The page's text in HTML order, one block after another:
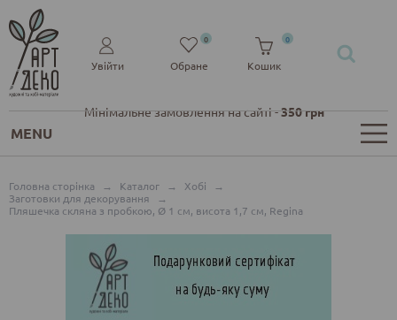
Мінімальне замовлення на сайті -350 грн
Увійти Обране
0
Кошик
0
MENU
Головна сторінка → Каталог → Хобі
→
Заготовки для декорування
→
Пляшечка скляна з пробкою, Ø 1 см, висота 1,7 см, Regina